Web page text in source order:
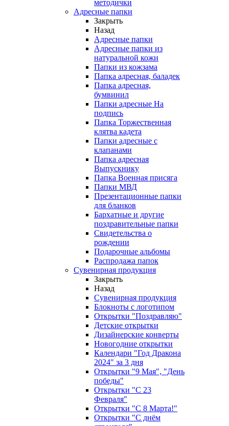
методички
Адресные папки
Закрыть
Назад
Адресные папки
Адресные папки из
натуральной кожи
Папки из кожзама
Папка адресная, баладек
Папка адресная,
бумвинил
Папки адресные На
подпись
Папка Торжественная
клятва кадета
Папки адресные с
клапанами
Папка адресная
Выпускнику
Папка Военная присяга
Папки МВД
Презентационные папки
для бланков
Бархатные и другие
поздравительные папки
Свидетельства о
рождении
Подарочные альбомы
Распродажа папок
Сувенирная продукция
Закрыть
Назад
Сувенирная продукция
Блокноты с логотипом
Открытки "Поздравляю"
Детские открытки
Дизайнерские конверты
Новогодние открытки
Календари "Год Дракона
2024" за 3 дня
Открытки "9 Мая", "День
победы"
Открытки "С 23
Февраля"
Открытки "С 8 Марта!"
Открытки "С днём